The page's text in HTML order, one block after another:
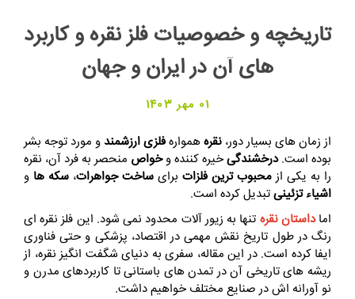
تاریخچه و خصوصیات فلز نقره و کاربرد
های آن در ایران و جهان
01 مهر 1403
از زمان‌ های بسیار دور، نقرههموارهفلزی ارزشمند و مورد توجه بشر
بوده است.درخشندگیخیره‌ کننده وخواص منحصر به فرد آن، نقره
را به یکی از محبوب‌ ترین فلزات برای ساخت جواهرات، سکه‌ ها و
اشیاء تزئینیتبدیل کرده است.
اماداستان نقره تنها به زیور آلات محدود نمی‌ شود. این فلز نقره‌ ای
رنگ در طول تاریخ نقش مهمی در اقتصاد، پزشکی و حتی فناوری
ایفا کرده است. در این مقاله، سفری به دنیای شگفت‌ انگیز نقره، از
ریشه‌ های تاریخی آن در تمدن‌ های باستانی تا کاربردهای مدرن و
نو آورانه‌ اش در صنایع مختلف خواهیم داشت.